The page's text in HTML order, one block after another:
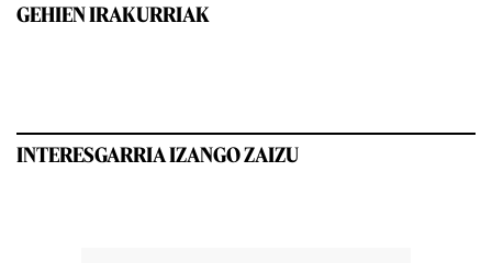
GEHIEN IRAKURRIAK
INTERESGARRIA IZANGO ZAIZU